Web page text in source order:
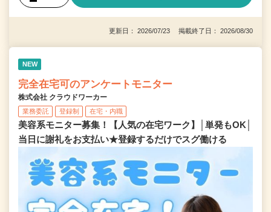
更新日： 2026/07/23 掲載終了日： 2026/08/30
NEW
完全在宅可のアンケートモニター
株式会社 クラウドワーカー
業務委託 登録制 在宅・内職
美容系モニター募集！【人気の在宅ワーク】│単発もOK│
当日に謝礼をお支払い★登録するだけでスグ働ける